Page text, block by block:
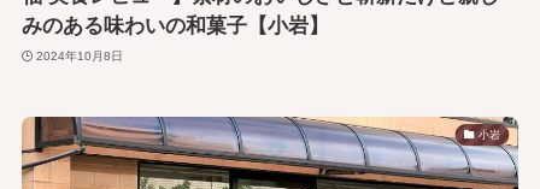
みのある味わいの和菓子【小岩】
2024年10月8日
小岩